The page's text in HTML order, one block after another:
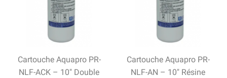
Cartouche Aquapro PR-
NLF-ACK – 10" Double
Cartouche Aquapro PR-
NLF-AN – 10" Résine